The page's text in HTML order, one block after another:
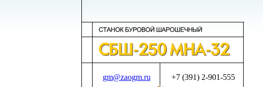
gm@zaogm.ru +7 (391) 2-901-555